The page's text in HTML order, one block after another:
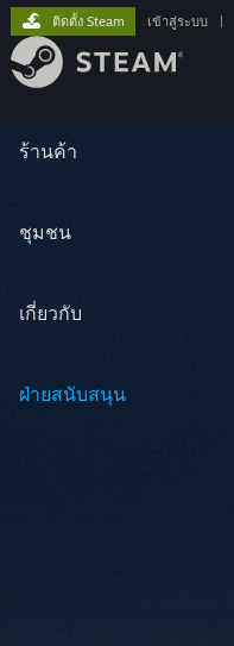
ร้านค้า
ชุมชน
เกี่ยวกับ
ฝ่ายสนับสนุน
ติดตั้ง Steam เข้าสู่ระบบ